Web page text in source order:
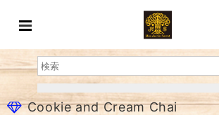
Cookie and Cream Chai